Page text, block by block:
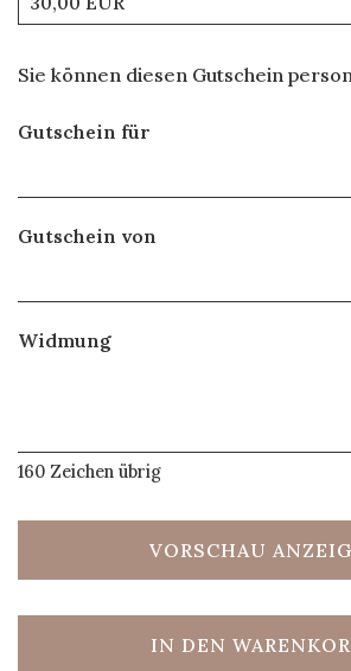
Sie können diesen Gutschein
Gutschein für
Gutschein von
Widmung
160 Zeichen übrig
VORSCHAU
IN DEN